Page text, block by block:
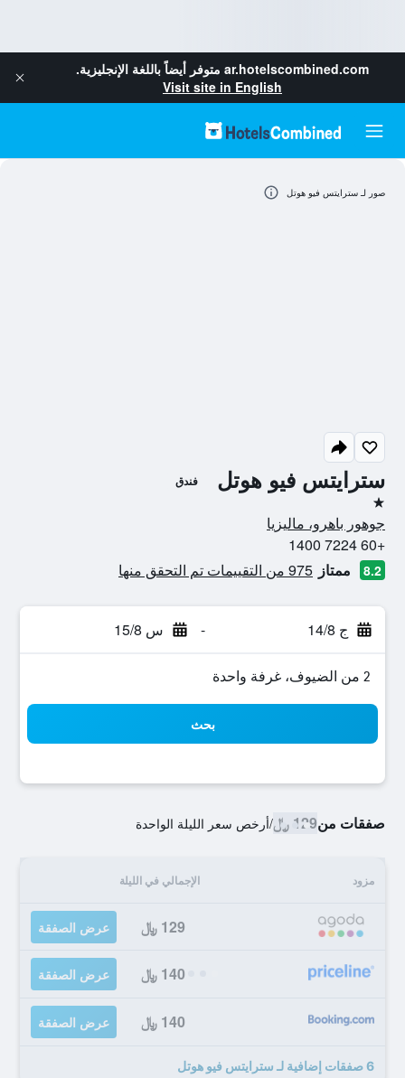
ar.hotelscombined.com متوفر أيضاً باللغة الإنجليزية.
Visit site in English
سترايتس فيو هوتل فندق
نجمة واحدة
جوهور باهرو، ماليزيا
+60 7224 1400
8.2 ممتاز 975 من التقييمات تم التحقق منها
ج 14/8 - س 15/8
2 من الضيوف، غرفة واحدة
بحث
صفقات من129 ﷼ /أرخص سعر الليلة الواحدة
مزود الإجمالي في الليلة
129 ﷼ عرض الصفقة
140 ﷼ عرض الصفقة
140 ﷼ عرض الصفقة
6 صفقات إضافية لـ سترايتس فيو هوتل
صور لـ سترايتس فيو هوتل